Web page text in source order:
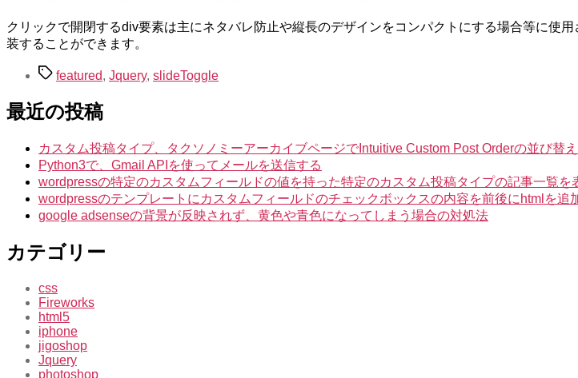
クリックで開閉するdiv要素は主にネタバレ防止や縦長のデザインをコンパクトにする場合等に使
装することができます。
タ featured, Jquery, slideToggle
最近の投稿
カスタム投稿タイプ、タクソノミーアーカイブページでIntuitive Custom Post Orderの並び替
Python3で、Gmail APIを使ってメールを送信する
wordpressの特定のカスタムフィールドの値を持った特定のカスタム投稿タイプの記事一覧を
wordpressのテンプレートにカスタムフィールドのチェックボックスの内容を前後にhtmlを追
google adsenseの背景が反映されず、黄色や青色になってしまう場合の対処法
カテゴリー
css
Fireworks
html5
iphone
jigoshop
Jquery
photoshop